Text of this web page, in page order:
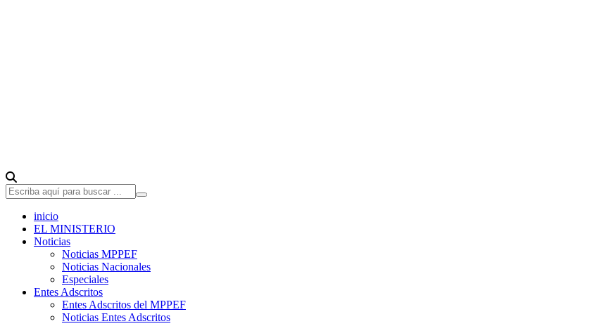
inicio
EL MINISTERIO
Noticias
Noticias MPPEF
Noticias Nacionales
Especiales
Entes Adscritos
Entes Adscritos del MPPEF
Noticias Entes Adscritos